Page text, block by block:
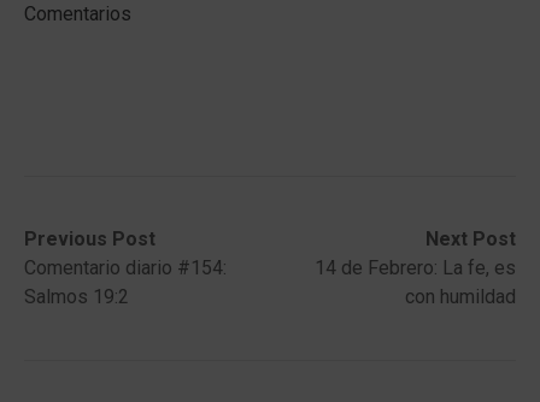
Comentarios
Post
navigation
Previous Post
Previous
post:Comentario diario #154:
Salmos 19:2
Next Post
Next
post:
14 de Febrero: La fe, es
con humildad